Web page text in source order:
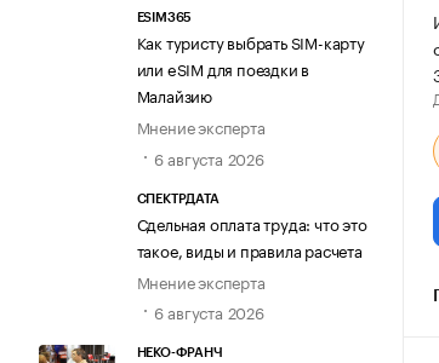
ESIM365
Как туристу выбрать SIM-карту
или eSIM для поездки в
Малайзию
Мнение эксперта
6 августа 2026
СПЕКТРДАТА
Сдельная оплата труда: что это
такое, виды и правила расчета
Мнение эксперта
6 августа 2026
НЕКО-ФРАНЧ